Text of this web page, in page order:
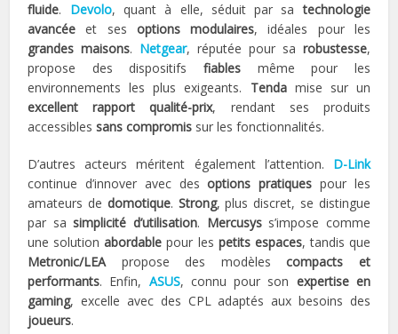
fluide. Devolo, quant à elle, séduit par satechnologie
avancée et ses options modulaires, idéales pour les
grandes maisons. Netgear, réputée pour sa robustesse,
propose des dispositifs fiables même pour les
environnements les plus exigeants. Tendamise sur un
excellent rapport qualité-prix, rendant ses produits
accessiblessans compromis sur les fonctionnalités.
D’autres acteurs méritent également l’attention. D-Link
continue d’innover avec desoptions pratiques pour les
amateurs de domotique. Strong, plus discret, se distingue
par sasimplicité d’utilisation. Mercusyss’impose comme
une solutionabordable pour les petits espaces, tandis que
Metronic/LEApropose des modèlescompacts et
performants. Enfin, ASUS, connu pour son expertise en
gaming, excelle avec des CPL adaptés aux besoins des
joueurs.